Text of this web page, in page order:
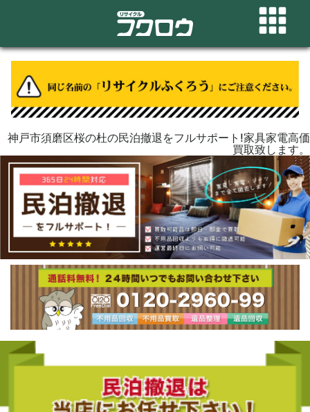
神戸市須磨区桜の杜の民泊撤退をフルサポート!家具家電高価
買取致します。